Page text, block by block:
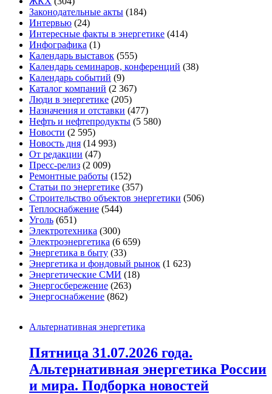
Законодательные акты (184)
Интервью (24)
Интересные факты в энергетике (414)
Инфографика (1)
Календарь выставок (555)
Календарь семинаров, конференций (38)
Календарь событий (9)
Каталог компаний (2 367)
Люди в энергетике (205)
Назначения и отставки (477)
Нефть и нефтепродукты (5 580)
Новости (2 595)
Новость дня (14 993)
От редакции (47)
Пресс-релиз (2 009)
Ремонтные работы (152)
Статьи по энергетике (357)
Строительство объектов энергетики (506)
Теплоснабжение (544)
Уголь (651)
Электротехника (300)
Электроэнергетика (6 659)
Энергетика в быту (33)
Энергетика и фондовый рынок (1 623)
Энергетические СМИ (18)
Энергосбережение (263)
Энергоснабжение (862)
Альтернативная энергетика
Пятница 31.07.2026 года.
Альтернативная энергетика России
и мира. Подборка новостей